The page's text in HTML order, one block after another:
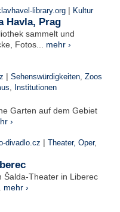
library.org | Kultur
Havla, Prag
sammelt und
Fotos... mehr ›
| Sehenswürdigkeiten, Zoos
, Institutionen
Garten auf dem Gebiet
›
divadlo.cz | Theater, Oper,
Šalda-Theater in Liberec
mehr ›